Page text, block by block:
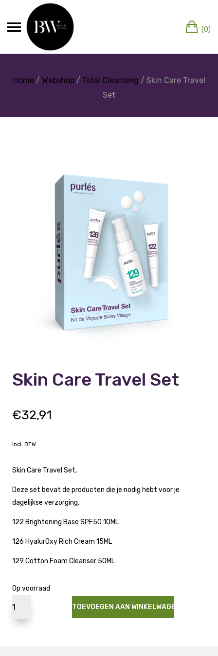
(0)
Home/ Webshop/ Total Cleansing / Skin Care Travel
Set
Skin Care Travel Set
€32,91
incl. BTW
Skin Care Travel Set,
Deze set bevat de producten die je nodig hebt voor je
dagelijkse verzorging.
122 Brightening Base SPF50 10ML
126 HyalurOxy Rich Cream 15ML
129 Cotton Foam Cleanser 50ML
Op voorraad
TOEVOEGEN AAN WINKELWAGEN